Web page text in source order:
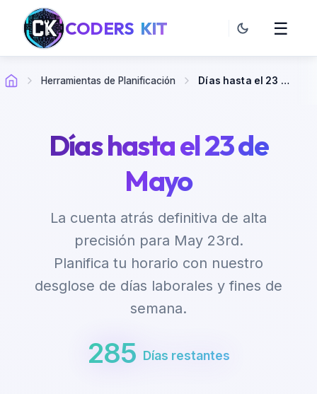
CODERS KIT ☰
Herramientas de Planificación Días hasta el 23 de Mayo
Días hasta el 23 de
Mayo
La cuenta atrás definitiva de alta
precisión para May 23rd.
Planifica tu horario con nuestro
desglose de días laborales y fines de
semana.
285 Días restantes